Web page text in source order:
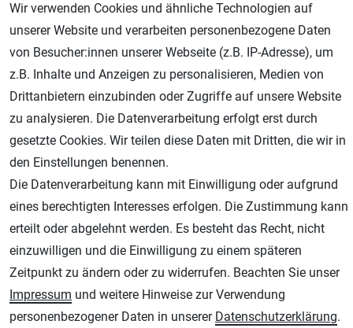
brillante Acrylfarbe, Titan Goldgelb fluid, 250ml
Premiumacrylfarbe, Acrylmalerei, 13 235 027
Lagernd - sofort lieferbar
** Versandgewicht: 300 Gramm.
31,34 € *
0.25 Liter | 125,36 € / Liter
Wir verwenden Cookies und ähnliche Technologien auf
unserer Website und verarbeiten personenbezogene Daten
von Besucher:innen unserer Webseite (z.B. IP-Adresse), um
z.B. Inhalte und Anzeigen zu personalisieren, Medien von
Drittanbietern einzubinden oder Zugriffe auf unsere Website
zu analysieren. Die Datenverarbeitung erfolgt erst durch
gesetzte Cookies. Wir teilen diese Daten mit Dritten, die wir in
den Einstellungen benennen.
Die Datenverarbeitung kann mit Einwilligung oder aufgrund
eines berechtigten Interesses erfolgen. Die Zustimmung kann
erteilt oder abgelehnt werden. Es besteht das Recht, nicht
einzuwilligen und die Einwilligung zu einem späteren
Zeitpunkt zu ändern oder zu widerrufen. Beachten Sie unser
Impressum und weitere Hinweise zur Verwendung
personenbezogener Daten in unserer Daten­schutz­erklärung.